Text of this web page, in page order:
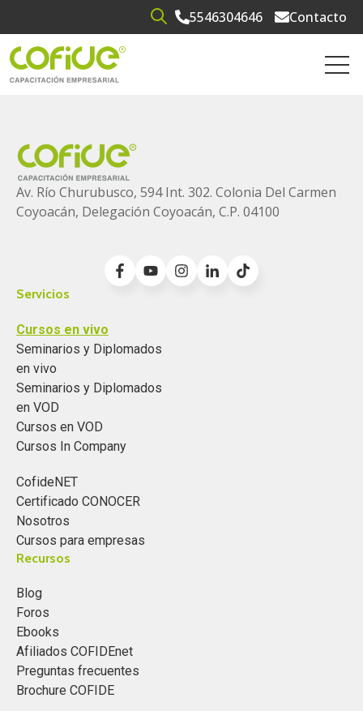
Open search5546304646 Contacto
Av. Río Churubusco, 594 Int. 302. Colonia Del Carmen
Coyoacán, Delegación Coyoacán, C.P. 04100
Servicios
Cursos en vivo
Seminarios y Diplomados
en vivo
Seminarios y Diplomados
en VOD
Cursos en VOD
Cursos In Company
CofideNET
Certificado CONOCER
Nosotros
Cursos para empresas
Recursos
Blog
Foros
Ebooks
Afiliados COFIDEnet
Preguntas frecuentes
Brochure COFIDE